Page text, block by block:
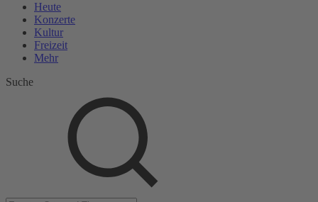
Heute
Konzerte
Kultur
Freizeit
Mehr
Suche